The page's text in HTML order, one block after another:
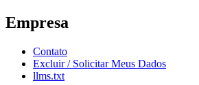
Empresa
Contato
Excluir / Solicitar Meus Dados
llms.txt